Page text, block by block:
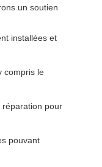
un soutien
installées et
compris le
réparation pour
pouvant